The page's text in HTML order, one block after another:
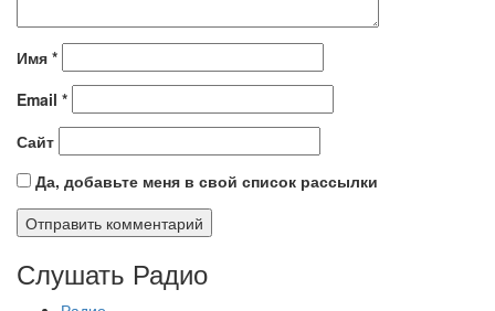
Имя *
Email *
Сайт
Да, добавьте меня в свой список рассылки
Слушать Радио